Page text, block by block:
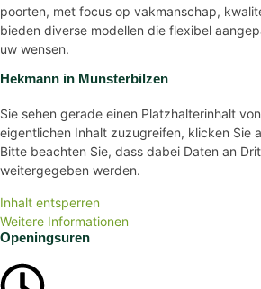
poorten, met focus op vakmanschap,
bieden diverse modellen die flexibel
uw wensen.
Hekmann in Munsterbilzen
Sie sehen gerade einen Platzhalterinhalt von
eigentlichen Inhalt zuzugreifen, klicken Sie
Bitte beachten Sie, dass dabei Daten an
weitergegeben werden.
Inhalt entsperren
Weitere Informationen
Openingsuren